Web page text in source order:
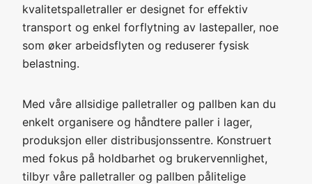
kvalitetspalletraller er designet for effektiv
transport og enkel forflytning av lastepaller, noe
som øker arbeidsflyten og reduserer fysisk
belastning.
Med våre allsidige palletraller og pallben kan du
enkelt organisere og håndtere paller i lager,
produksjon eller distribusjonssentre. Konstruert
med fokus på holdbarhet og brukervennlighet,
tilbyr våre palletraller og pallben pålitelige